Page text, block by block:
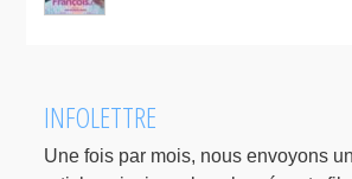
INFOLETTRE
Une fois par mois, nous envoyons